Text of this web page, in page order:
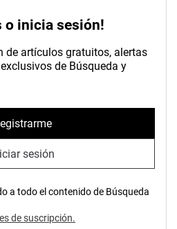
o inicia sesión!
de artículos gratuitos, alertas
de Búsqueda y
sesión
a todo el contenido de Búsqueda
de suscripción.